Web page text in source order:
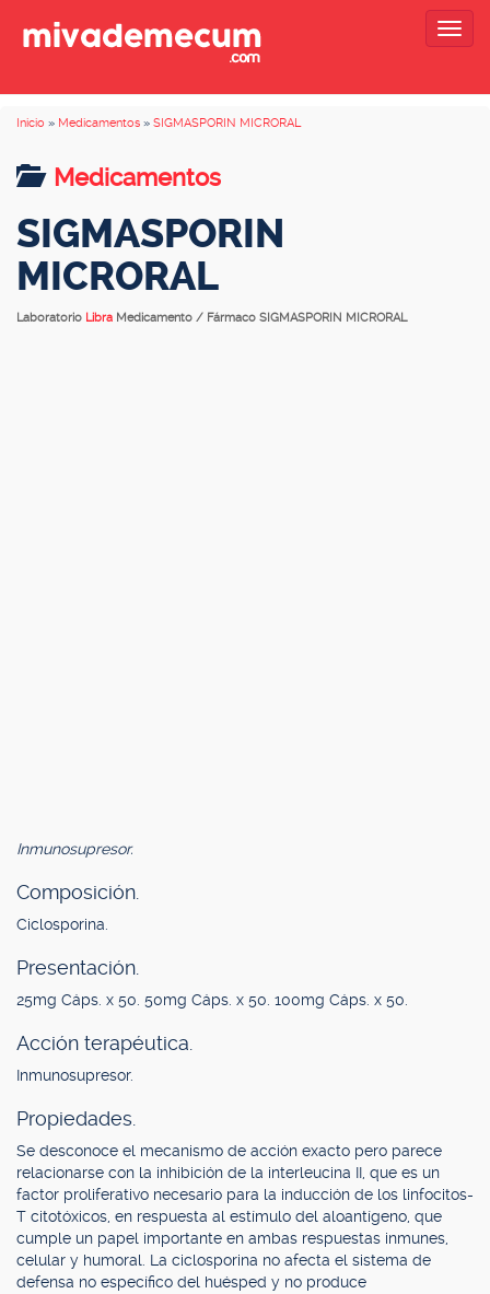
Inicio » Medicamentos » SIGMASPORIN MICRORAL
Medicamentos
SIGMASPORIN
MICRORAL
Laboratorio Libra Medicamento / Fármaco SIGMASPORIN MICRORAL
Inmunosupresor.
Composición.
Ciclosporina.
Presentación.
25mg Cáps. x 50. 50mg Cáps. x 50. 100mg Cáps. x 50.
Acción terapéutica.
Inmunosupresor.
Propiedades.
Se desconoce el mecanismo de acción exacto pero parece
relacionarse con la inhibición de la interleucina II, que es un
factor proliferativo necesario para la inducción de los linfocitos-
T citotóxicos, en respuesta al estímulo del aloantígeno, que
cumple un papel importante en ambas respuestas inmunes,
celular y humoral. La ciclosporina no afecta el sistema de
defensa no específico del huésped y no produce